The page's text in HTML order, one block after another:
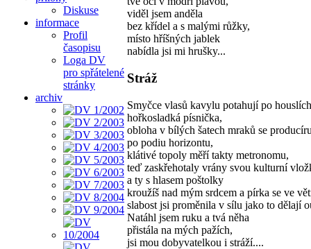
Diskuse
informace
Profil
časopisu
Loga DV
pro spřátelené
stránky
archiv
viděl jsem anděla
bez křídel a s malými růžky,
místo hříšných jablek
nabídla jsi mi hrušky...
Stráž
Smyčce vlasů kavylu potahují po
hořkosladká písnička,
obloha v bílých šatech mraků se
po podiu horizontu,
klátivé topoly měří takty metronomu,
teď zaskřehotaly vrány svou kulturní
a ty s hlasem poštolky
kroužíš nad mým srdcem a pírka se ve
slabost jsi proměnila v sílu jako to dělají
Natáhl jsem ruku a tvá něha
přistála na mých pažích,
jsi mou dobyvatelkou i stráží....